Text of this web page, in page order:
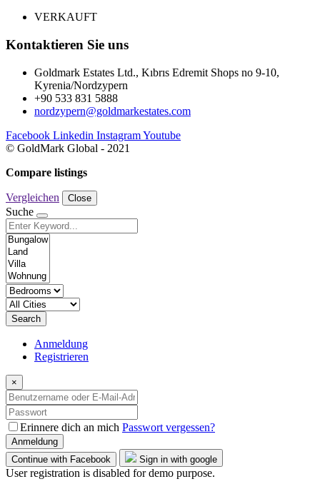
VERKAUFT
Kontaktieren Sie uns
Goldmark Estates Ltd., Kıbrıs Edremit Shops no 9-10,
Kyrenia/Nordzypern
+90 533 831 5888
nordzypern@goldmarkestates.com
Facebook Linkedin InstagramYoutube
© GoldMark Global - 2021
Compare listings
Vergleichen Close
Suche
Search
Anmeldung
Registrieren
×
Erinnere dich an mich Passwort vergessen?
Anmeldung
Continue with Facebook
Sign in with google
User registration is disabled for demo purpose.